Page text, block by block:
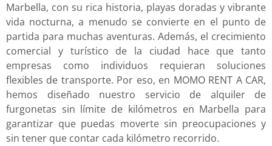
Marbella, con su rica historia, playas doradas y vibrante
vida nocturna, a menudo se convierte en el punto de
partida para muchas aventuras. Además, el crecimiento
comercial y turístico de la ciudad hace que tanto
empresas como individuos requieran soluciones
flexibles de transporte. Por eso, en MOMO RENT A CAR,
hemos diseñado nuestro servicio de alquiler de
furgonetas sin límite de kilómetros en Marbella para
garantizar que puedas moverte sin preocupaciones y
sin tener que contar cada kilómetro recorrido.